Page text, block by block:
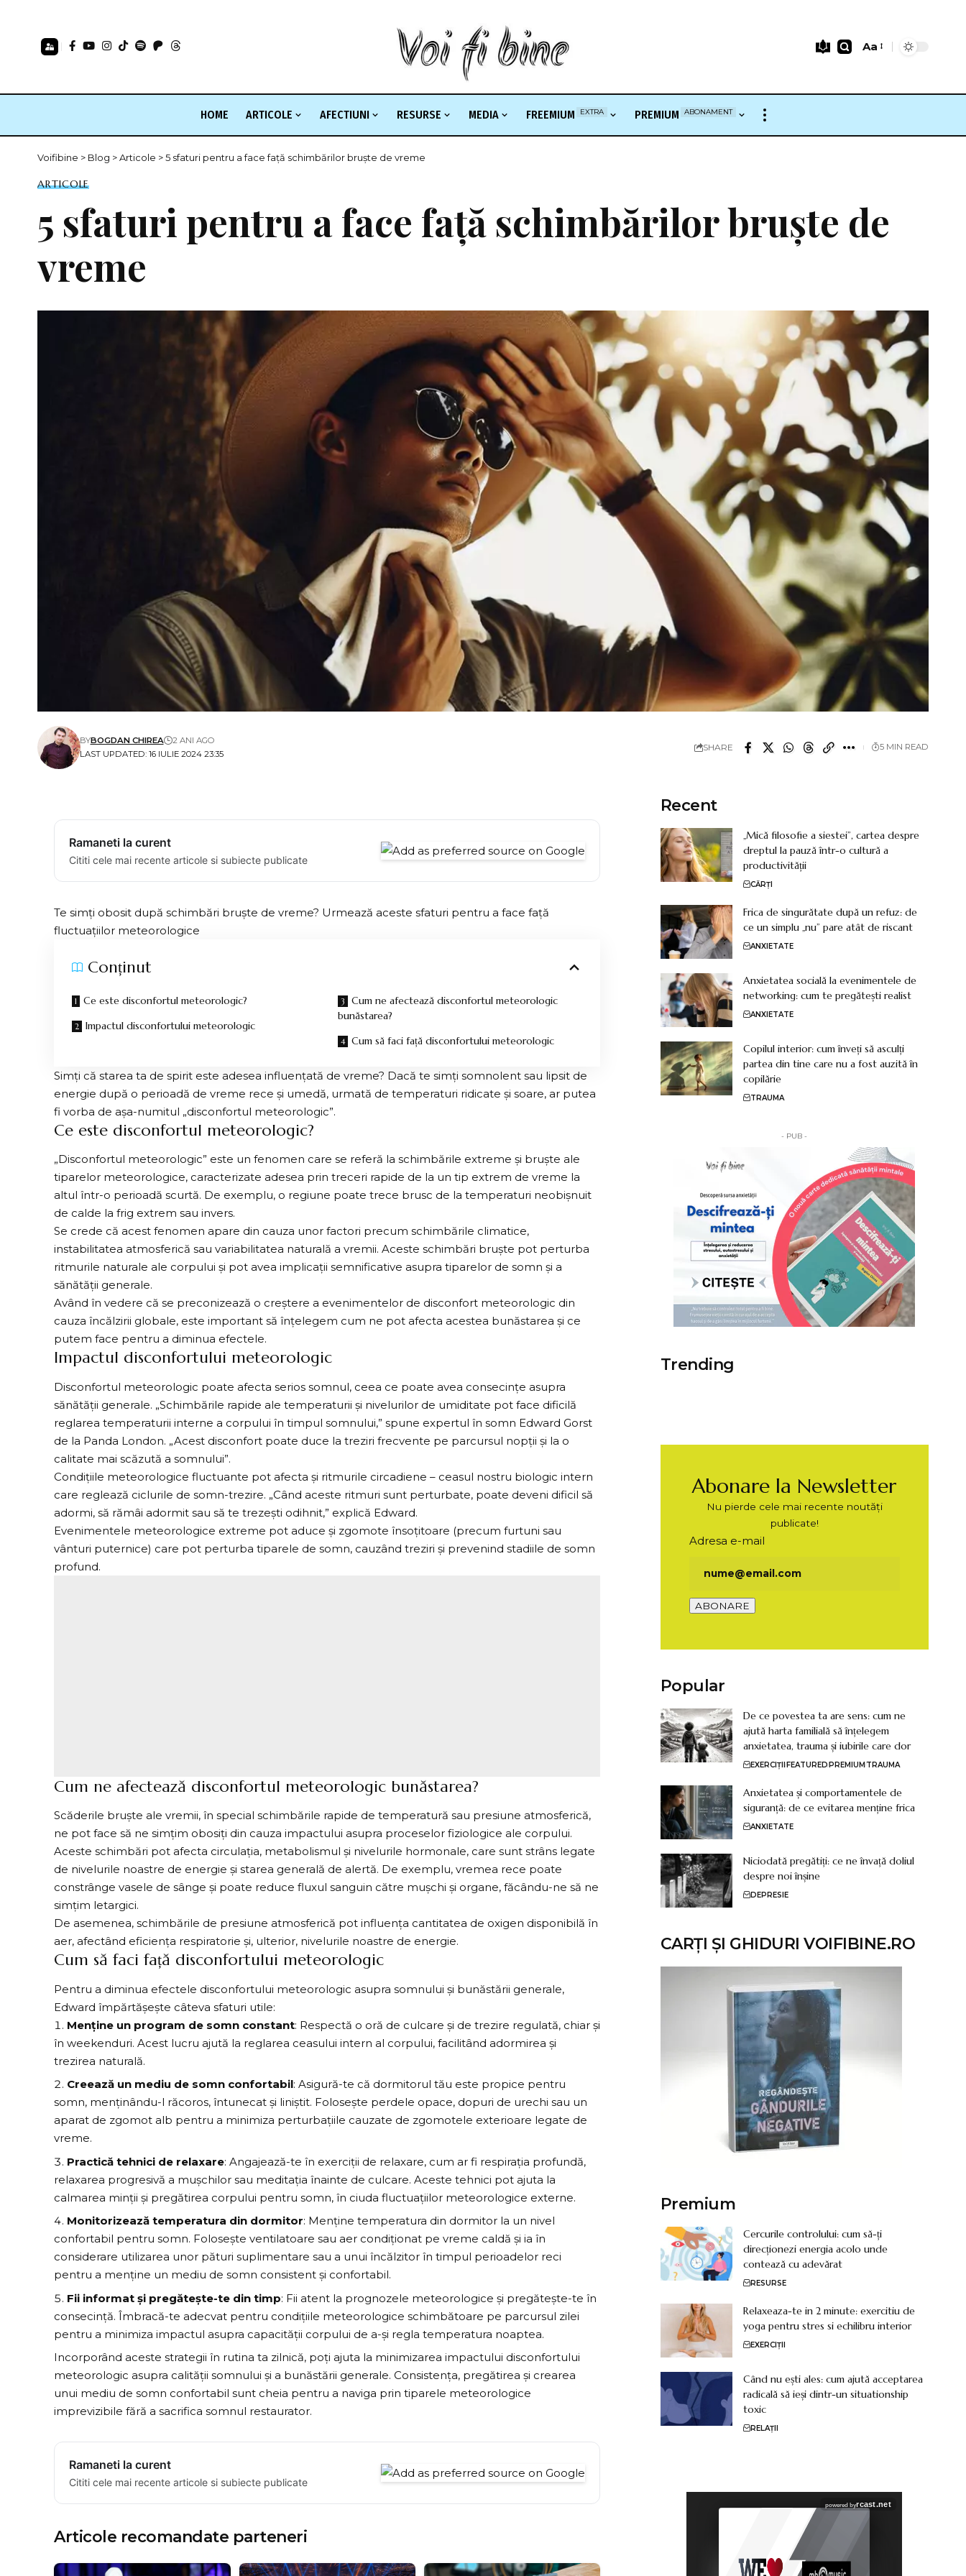
Font
Aa
HOME ARTICOLE AFECTIUNI RESURSE MEDIA FREEMIUM EXTRA PREMIUM ABONAMENT
Voifibine > Blog >Articole >5 sfaturi pentru a face față schimbărilor bruște de vreme
ARTICOLE
5 sfaturi pentru a face față schimbărilor bruște de
vreme
LAST UPDATED: 16 IULIE 2024 23:35
BYBOGDAN CHIREA 2 ANI AGO
SHARE 5 MIN READ
Ramaneti la curent
Cititi cele mai recente articole si subiecte publicate
Te simți obosit după schimbări bruște devreme? Urmează aceste sfaturi pentru a face față
fluctuațiilor meteorologice
Conținut
Ce este disconfortul meteorologic?
Impactul disconfortului meteorologic
Cum ne afectează disconfortul meteorologic
bunăstarea?
Cum să faci față disconfortului meteorologic
Simți că starea ta de spirit este adesea influențată de vreme? Dacă te simți somnolent sau lipsit de
energie după o perioadă de vreme rece și umedă, urmată de temperaturi ridicate și soare, ar putea
fi vorba de așa-numitul „disconfortul meteorologic”.
Ce este disconfortul meteorologic?
„Disconfortul meteorologic” este un fenomen care se referă la schimbările extreme și bruște ale
tiparelor meteorologice, caracterizate adesea prin treceri rapide de la un tip extrem de vreme la
altul într-o perioadă scurtă. De exemplu, o regiune poate trece brusc de la temperaturi neobișnuit
de calde la frig extrem sau invers.
Se crede că acest fenomen apare din cauza unor factori precum schimbările climatice,
instabilitatea atmosferică sau variabilitatea naturală a vremii. Aceste schimbări bruște pot perturba
ritmurile naturale ale corpului și pot avea implicații semnificative asupra tiparelor de somn și a
sănătății generale.
Având în vedere că se preconizează o creștere a evenimentelor de disconfort meteorologic din
cauza încălzirii globale, este important să înțelegem cum ne pot afecta acestea bunăstarea și ce
putem face pentru a diminua efectele.
Impactul disconfortului meteorologic
Disconfortul meteorologic poate afecta seriossomnul, ceea ce poate avea consecințe asupra
sănătății generale. „Schimbările rapide ale temperaturii și nivelurilor de umiditate pot face dificilă
reglarea temperaturii interne a corpului în timpul somnului,” spune expertul în somn Edward Gorst
de la Panda London. „Acest disconfort poate duce la treziri frecvente pe parcursul nopții și la o
calitate mai scăzută a somnului”.
Condițiile meteorologice fluctuante pot afecta și ritmurile circadiene – ceasul nostru biologic intern
care reglează ciclurile de somn-trezire. „Când aceste ritmuri sunt perturbate, poate deveni dificil să
adormi, să rămâi adormit sau să te trezești odihnit,” explică Edward.
Evenimentele meteorologice extreme pot aduce și zgomote însoțitoare (precum furtuni sau
vânturi puternice) care pot perturba tiparele de somn, cauzând treziri și prevenind stadiile de somn
profund.
Cum ne afectează disconfortul meteorologic bunăstarea?
Scăderile bruște ale vremii, în special schimbările rapide de temperatură sau presiune atmosferică,
ne pot face să ne simțim obosiți din cauza impactului asupra proceselor fiziologice ale corpului.
Aceste schimbări pot afecta circulația, metabolismul și nivelurile hormonale, care sunt strâns legate
de nivelurile noastre de energie și starea generală de alertă. De exemplu, vremea rece poate
constrânge vasele de sânge și poate reduce fluxul sanguin către mușchi și organe, făcându-ne să ne
simțim letargici.
De asemenea, schimbările de presiune atmosferică pot influența cantitatea de oxigen disponibilă în
aer, afectând eficiența respiratorie și, ulterior, nivelurile noastre de energie.
Cum să faci față disconfortului meteorologic
Pentru a diminua efectele disconfortului meteorologic asupra somnului și bunăstării generale,
Edward împărtășește câteva sfaturi utile:
Menține un program de somn constant: Respectă o oră de culcare și de trezire regulată, chiar și
în weekenduri. Acest lucru ajută la reglarea ceasului intern al corpului, facilitând adormirea și
trezirea naturală.
Creează un mediu de somn confortabil: Asigură-te că dormitorul tău este propice pentru
somn, menținându-l răcoros, întunecat și liniștit. Folosește perdele opace, dopuri de urechi sau un
aparat de zgomot alb pentru a minimiza perturbațiile cauzate de zgomotele exterioare legate de
vreme.
Practică tehnici de relaxare: Angajează-te în exerciții de relaxare, cum ar fi respirația profundă,
relaxarea progresivă a mușchilor sau meditația înainte de culcare. Aceste tehnici pot ajuta la
calmarea minții și pregătirea corpului pentru somn, în ciuda fluctuațiilor meteorologice externe.
Monitorizează temperatura din dormitor: Menține temperatura din dormitor la un nivel
confortabil pentru somn. Folosește ventilatoare sau aer condiționat pe vreme caldă și ia în
considerare utilizarea unor pături suplimentare sau a unui încălzitor în timpul perioadelor reci
pentru a menține un mediu de somn consistent și confortabil.
Fii informat și pregătește-te din timp: Fii atent la prognozele meteorologice și pregătește-te în
consecință. Îmbracă-te adecvat pentru condițiile meteorologice schimbătoare pe parcursul zilei
pentru a minimiza impactul asupra capacității corpului de a-și regla temperatura noaptea.
Incorporând aceste strategii în rutina ta zilnică, poți ajuta la minimizarea impactului disconfortului
meteorologic asupra calității somnului și a bunăstării generale. Consistența, pregătirea și crearea
unui mediu de somn confortabil sunt cheia pentru a naviga prin tiparele meteorologice
imprevizibile fără a sacrifica somnul restaurator.
Ramaneti la curent
Cititi cele mai recente articole si subiecte publicate
Articole recomandate parteneri
Recent
„Mică filosofie a siestei”, cartea despre
dreptul la pauză într-o cultură a
productivității
CĂRȚI
Frica de singurătate după un refuz: de
ce un simplu „nu” pare atât de riscant
ANXIETATE
Anxietatea socială la evenimentele de
networking: cum te pregătești realist
ANXIETATE
Copilul interior: cum înveți să asculți
partea din tine care nu a fost auzită în
copilărie
TRAUMA
- PUB -
Trending
Abonare la Newsletter
Nu pierde cele mai recente noutăți
publicate!
Adresa e-mail
Popular
De ce povestea ta are sens: cum ne
ajută harta familială să înțelegem
anxietatea, trauma și iubirile care dor
EXERCIȚIIFEATUREDPREMIUMTRAUMA
Anxietatea și comportamentele de
siguranță: de ce evitarea menține frica
ANXIETATE
Niciodată pregătiți: ce ne învață doliul
despre noi înșine
DEPRESIE
CARȚI ȘI GHIDURI VOIFIBINE.RO
Premium
Cercurile controlului: cum să-ți
direcționezi energia acolo unde
contează cu adevărat
RESURSE
Relaxeaza-te in 2 minute: exercitiu de
yoga pentru stres si echilibru interior
EXERCIȚII
Când nu ești ales: cum ajută acceptarea
radicală să ieși dintr-un situationship
toxic
RELAȚII